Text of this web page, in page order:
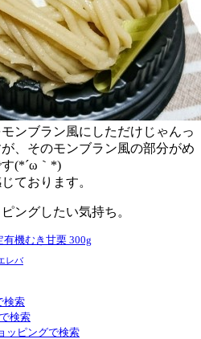
ンブラン風にしただけじゃんっ
、そのモンブラン風の部分がめ
(*´ω｀*)
ております。
ングしたい気持ち。
有機むき甘栗 300g
レバ
検索
検索
ッピングで検索